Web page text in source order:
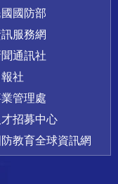
國防部
服務網
通訊社
社
管理處
招募中心
教育全球資訊網